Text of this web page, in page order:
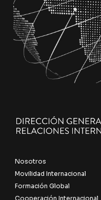
Nosotros
Movilidad Internacional
Formación Global
Cooperación Internacional